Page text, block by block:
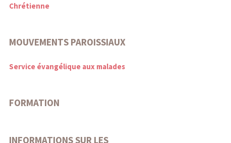
Chrétienne
MOUVEMENTS PAROISSIAUX
Service évangélique aux malades
FORMATION
INFORMATIONS SUR LES